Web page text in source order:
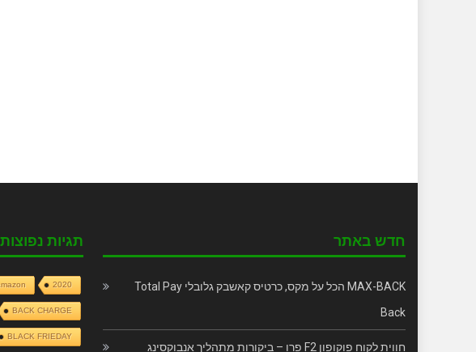
תגיות
2020
BACK CHARGE
BLACK FRIEDAY
חדש באתר
MAX-BACK הכל על מקס, כרטיס קאשבק גלובלי Total Pay
Back
חווית לקוח פוקופון F2 פרו – ביקורות מתהליך אנבוקסינג